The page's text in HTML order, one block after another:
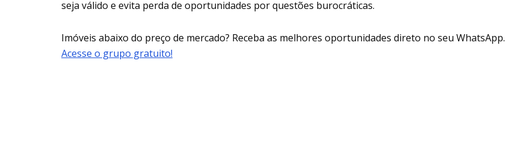
seja válido e evita perda de oportunidades por questões burocráticas.
Imóveis abaixo do preço de mercado? Receba as melhores oportunidades direto no seu WhatsApp.
Acesse o grupo gratuito!